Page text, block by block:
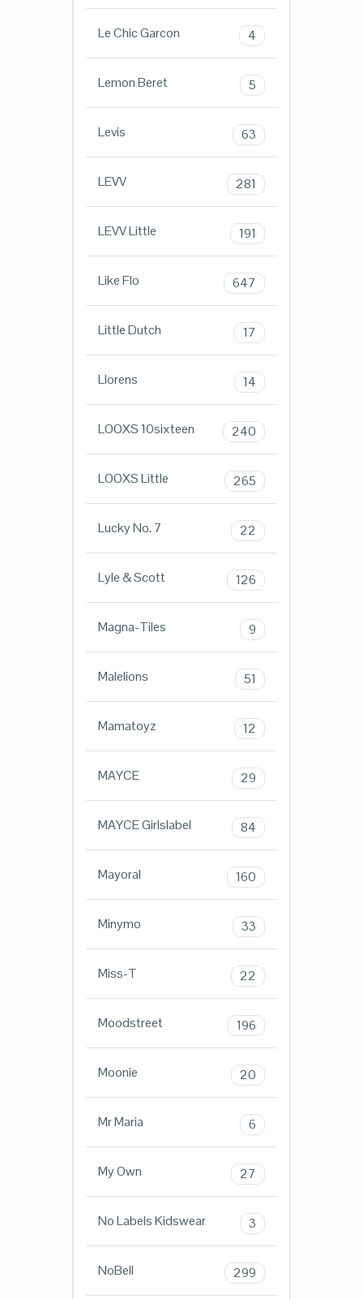
Le Chic Garcon 4
Lemon Beret 5
Levis 63
LEVV 281
LEVV Little 191
Like Flo 647
Little Dutch 17
Llorens 14
LOOXS 10sixteen 240
LOOXS Little 265
Lucky No. 7 22
Lyle & Scott 126
Magna-Tiles 9
Malelions 51
Mamatoyz 12
MAYCE 29
MAYCE Girlslabel 84
Mayoral 160
Minymo 33
Miss-T 22
Moodstreet 196
Moonie 20
Mr Maria 6
My Own 27
No Labels Kidswear 3
NoBell 299